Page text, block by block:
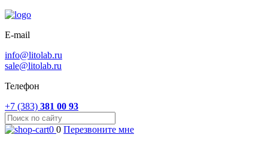
E-mail
info@litolab.ru
sale@litolab.ru
Телефон
+7 (383) 381 00 93
0 0 Перезвоните мне